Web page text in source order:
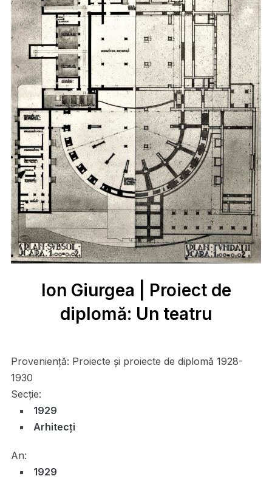
Ion Giurgea | Proiect de
diplomă: Un teatru
Proveniență: Proiecte și proiecte de diplomă 1928-
1930
Secție:
1929
Arhitecți
An:
1929